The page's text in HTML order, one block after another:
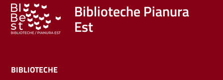
Calendario
Online
Biblioteche Pianura
Est
BIBLIOTECHE